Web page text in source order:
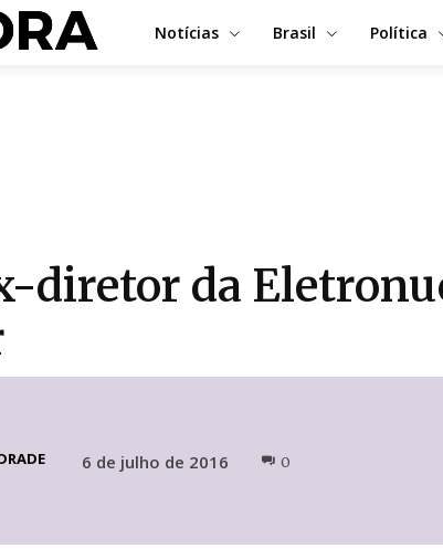
Notícias Brasil Política
diretor da
6 de julho de 2016 0